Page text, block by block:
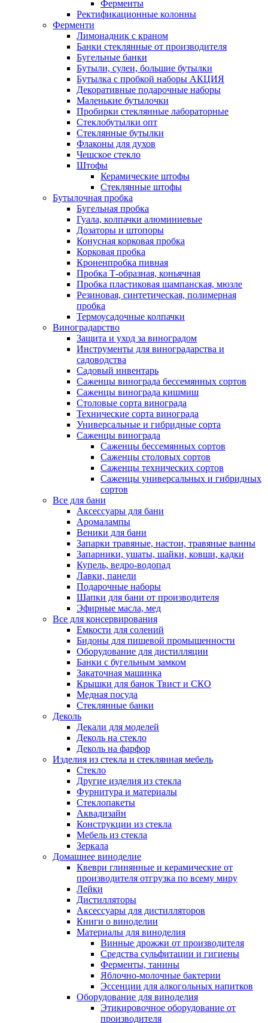
Ферменты
Ректификационные колонны
Ферменти
Лимонадник с краном
Банки стеклянные от производителя
Бугельные банки
Бутыли, сулеи, большие бутылки
Бутылка с пробкой наборы АКЦИЯ
Декоративные подарочные наборы
Маленькие бутылочки
Пробирки стеклянные лабораторные
Стеклобутылки опт
Стеклянные бутылки
Флаконы для духов
Чешское стекло
Штофы
Керамические штофы
Стеклянные штофы
Бутылочная пробка
Бугельная пробка
Гуала, колпачки алюминиевые
Дозаторы и штопоры
Конусная корковая пробка
Корковая пробка
Кроненпробка пивная
Пробка Т-образная, коньячная
Пробка пластиковая шампанская, мюзле
Резиновая, синтетическая, полимерная
пробка
Термоусадочные колпачки
Виноградарство
Защита и уход за виноградом
Инструменты для виноградарства и
садоводства
Садовый инвентарь
Саженцы винограда бессемянных сортов
Саженцы винограда кишмиш
Столовые сорта винограда
Технические сорта винограда
Универсальные и гибридные сорта
Саженцы винограда
Саженцы бессемянных сортов
Саженцы столовых сортов
Саженцы технических сортов
Саженцы универсальных и гибридных
сортов
Все для бани
Аксессуары для бани
Аромалампы
Веники для бани
Запарки травяные, настои, травяные ванны
Запарники, ушаты, шайки, ковши, кадки
Купель, ведро-водопад
Лавки, панели
Подарочные наборы
Шапки для бани от производителя
Эфирные масла, мед
Все для консервирования
Емкости для солений
Бидоны для пищевой промышенности
Оборудование для дистилляции
Банки с бугельным замком
Закаточная машинка
Крышки для банок Твист и СКО
Медная посуда
Стеклянные банки
Деколь
Декали для моделей
Деколь на стекло
Деколь на фарфор
Изделия из стекла и стеклянная мебель
Стекло
Другие изделия из стекла
Фурнитура и материалы
Стеклопакеты
Аквадизайн
Конструкции из стекла
Мебель из стекла
Зеркала
Домашнее виноделие
Квеври глинянные и керамические от
производителя отгрузка по всему миру
Лейки
Дистилляторы
Аксессуары для дистилляторов
Книги о виноделии
Материалы для виноделия
Винные дрожжи от производителя
Средства сульфитации и гигиены
Ферменты, танины
Яблочно-молочные бактерии
Эссенции для алкогольных напитков
Оборудование для виноделия
Этикировочное оборудование от
производителя